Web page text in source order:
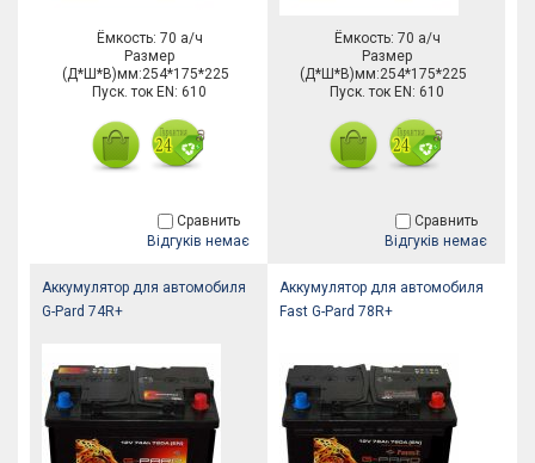
Ёмкость: 70 а/ч
Размер
(Д*Ш*В)мм:254*175*225
Пуск. ток EN: 610
Сравнить
Відгуків немає
Ёмкость: 70 а/ч
Размер
(Д*Ш*В)мм:254*175*225
Пуск. ток EN: 610
Сравнить
Відгуків немає
Аккумулятор для автомобиля
G-Pard 74R+
Аккумулятор для автомобиля
Fast G-Pard 78R+